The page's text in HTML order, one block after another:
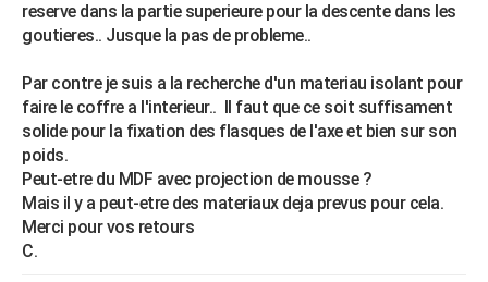
Art de vivre
Bien-être
Loisirs
Mode
Modes de vie
SANTE
Alimentation
Guide de la santé
Maladies
Médicaments
Sommeil
VOYAGE
PHOTO
GUIDES D'ACHAT
BONS PLANS
CARTE DE VOEUX
reserve dans la partie superieure pour la descente dans les
goutieres.. Jusque la pas de probleme..
Par contre je suis a la recherche d'un materiau isolant pour
faire le coffre a l'interieur.. Il faut que ce soit suffisament
solide pour la fixation des flasques de l'axe et bien sur son
poids.
Peut-etre du MDF avec projection de mousse ?
Mais il y a peut-etre des materiaux deja prevus pour cela.
Merci pour vos retours
C.